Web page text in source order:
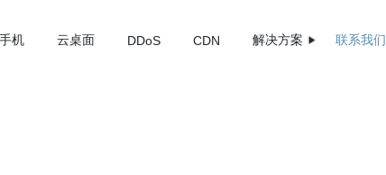
机 云桌面 DDoS CDN 解决方案 联系我们